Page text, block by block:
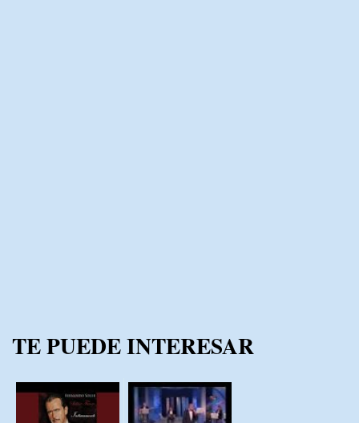
TE PUEDE INTERESAR